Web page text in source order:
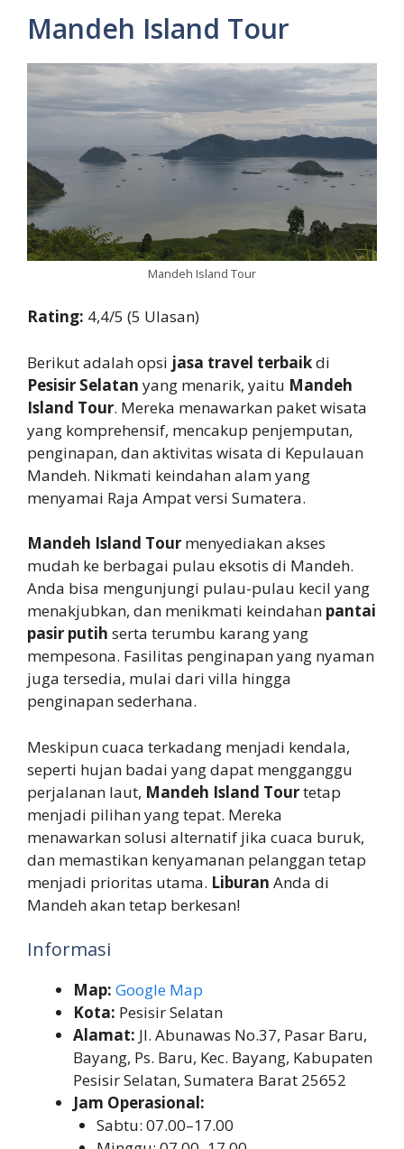
Mandeh Island Tour
Mandeh Island Tour
Rating: 4,4/5 (5 Ulasan)
Berikut adalah opsi jasa travel terbaikdi
Pesisir Selatan yang menarik, yaitu Mandeh
Island Tour. Mereka menawarkan paket wisata
yang komprehensif, mencakup penjemputan,
penginapan, dan aktivitas wisata di Kepulauan
Mandeh. Nikmati keindahan alam yang
menyamai Raja Ampat versi Sumatera.
Mandeh Island Tour menyediakan akses
mudah ke berbagai pulau eksotis di Mandeh.
Anda bisa mengunjungi pulau-pulau kecil yang
menakjubkan, dan menikmati keindahan pantai
pasir putih serta terumbu karang yang
mempesona. Fasilitas penginapan yang nyaman
juga tersedia, mulai dari villa hingga
penginapan sederhana.
Meskipun cuaca terkadang menjadi kendala,
seperti hujan badai yang dapat mengganggu
perjalanan laut, Mandeh Island Tourtetap
menjadi pilihan yang tepat. Mereka
menawarkan solusi alternatif jika cuaca buruk,
dan memastikan kenyamanan pelanggan tetap
menjadi prioritas utama. Liburan Anda di
Mandeh akan tetap berkesan!
Informasi
Map: Google Map
Kota: Pesisir Selatan
Alamat: Jl. Abunawas No.37, Pasar Baru,
Bayang, Ps. Baru, Kec. Bayang, Kabupaten
Pesisir Selatan, Sumatera Barat 25652
Jam Operasional:
Sabtu: 07.00–17.00